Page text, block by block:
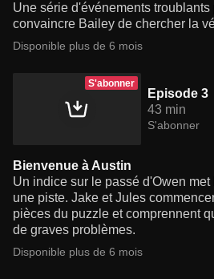
Une série d'événements
convaincre Bailey de chercher la
Disponible plus de 6 mois
S'abonner
Episode 3
43 min
S'abonner
Bienvenue à Austin
Un indice sur le passé d'Owen
une piste. Jake et Jules
pièces du puzzle et comprennent
de graves problèmes.
Disponible plus de 6 mois